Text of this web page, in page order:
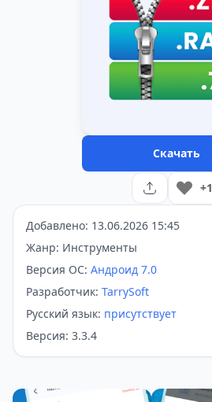
Скачать
+1
Добавлено: 13.06.2026 15:45
Жанр: Инструменты
Версия ОС: Андроид 7.0
Разработчик: TarrySoft
Русский язык: присутствует
Версия: 3.3.4